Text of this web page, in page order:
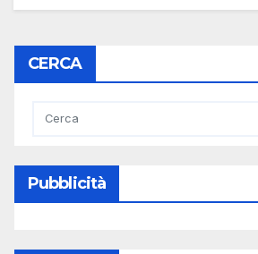
CERCA
Pubblicità